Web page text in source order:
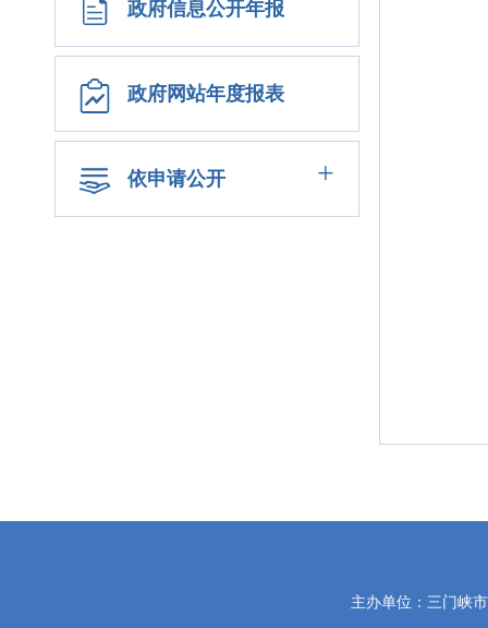
政府信息公开年报
政府网站年度报表
依申请公开 +
主办单位：三门峡